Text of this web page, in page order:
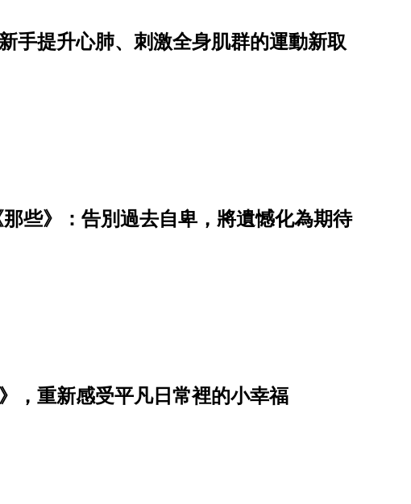
手提升心肺、刺激全身肌群的運動新取
些》：告別過去自卑，將遺憾化為期待
，重新感受平凡日常裡的小幸福